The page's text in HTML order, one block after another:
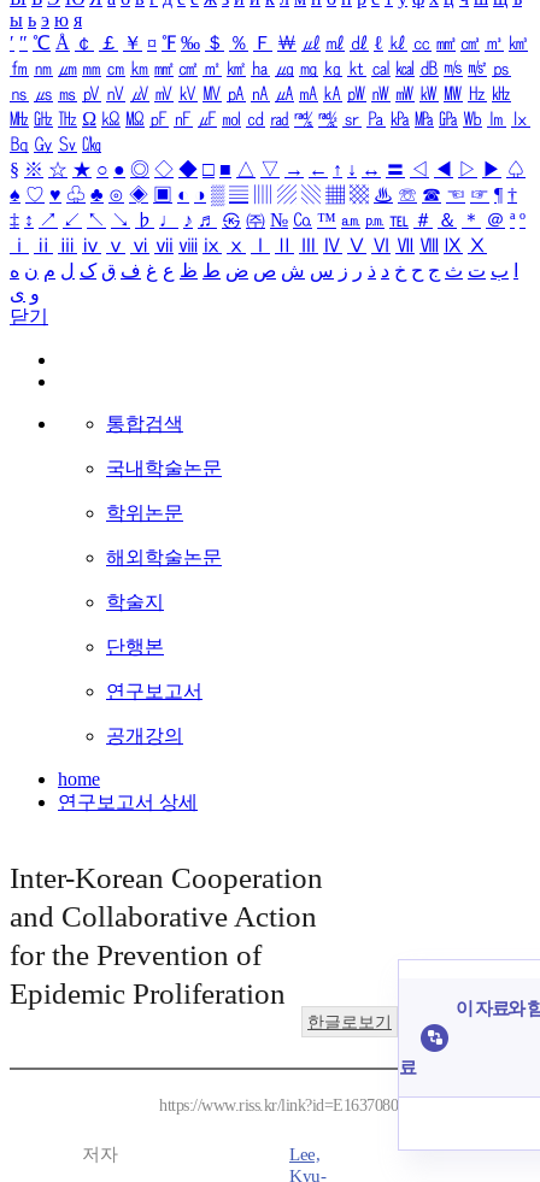
ы ь э ю я
′ ″ ℃ Å ￠ ￡ ￥ ¤ ℉ ‰ ＄ ％ Ｆ ￦ ㎕ ㎖ ㎗ ℓ ㎘ ㏄ ㎣ ㎤ ㎥ ㎦
㎙ ㎚ ㎛ ㎜ ㎝ ㎞ ㎟ ㎠ ㎡ ㎢ ㏊ ㎍ ㎎ ㎏ ㏏ ㎈ ㎉ ㏈ ㎧ ㎨ ㎰
㎱ ㎲ ㎳ ㎴ ㎵ ㎶ ㎷ ㎸ ㎹ ㎀ ㎁ ㎂ ㎃ ㎄ ㎺ ㎻ ㎽ ㎾ ㎿ ㎐ ㎑
㎒ ㎓ ㎔ Ω ㏀ ㏁ ㎊ ㎋ ㎌ ㏖ ㏅ ㎭ ㎮ ㎯ ㏛ ㎩ ㎪ ㎫ ㎬ ㏝ ㏐
㏓
㏃ ㏉ ㏜ ㏆
§ ※ ☆ ★ ○ ● ◎ ◇ ◆ □ ■ △ ▽ → ← ↑ ↓ ↔ 〓 ◁ ◀ ▷ ▶ ♤
♠ ♡ ♥ ♧ ♣ ⊙ ◈ ▣ ◐ ◑ ▒ ▤ ▨ ▧ ▦ ▩ ♨ ☏ ☎ ☜ ☞ ¶ †
‡ ↕ ↗ ↙ ↖ ↘ ♭ ♩ ♪ ♬ ㉿ ㈜ № ㏇ ™ ㏂ ㏘ ℡ ＃ ＆ ＊ ＠ ª º
ⅰ
ⅱ ⅲ ⅳ ⅴ ⅵ ⅶ ⅷ ⅸ ⅹ Ⅳ Ⅴ Ⅵ Ⅶ Ⅷ Ⅸ Ⅹ
ب ت ث ج ح خ د ذ ر ز س ش ص ض ط ظ ع غ ف ق ک ل م ن ه
و ی
닫기
통합검색
국내학술논문
학위논문
해외학술논문
학술지
단행본
연구보고서
공개강의
home
연구보고서 상세
Inter-Korean Cooperation
and Collaborative Action
for the Prevention of
Epidemic Proliferation
한글로보기
https://www.riss.kr/link?id=E1637080
저자
Lee,
Kyu-
이 자료와
료